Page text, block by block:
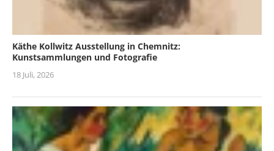
Käthe Kollwitz Ausstellung in Chemnitz:
Kunstsammlungen und Fotografie
18 Juli, 2026